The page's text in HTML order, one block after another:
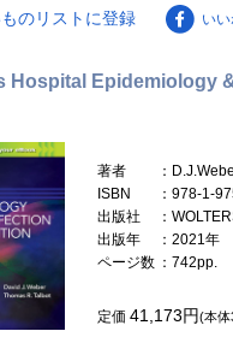
のリストに登録 いい
Hospital Epidemiology
著者
：
ISBN
：978-1-
出版社
：
出版年
：2021年
ページ数 ：742pp.
定価41,173円(本体